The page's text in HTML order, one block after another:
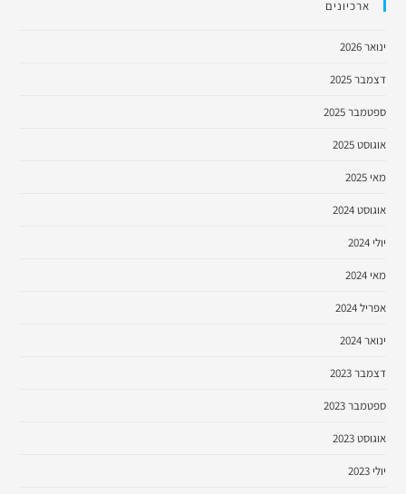
ארכיונים
ינואר 2026
דצמבר 2025
ספטמבר 2025
אוגוסט 2025
מאי 2025
אוגוסט 2024
יולי 2024
מאי 2024
אפריל 2024
ינואר 2024
דצמבר 2023
ספטמבר 2023
אוגוסט 2023
יולי 2023